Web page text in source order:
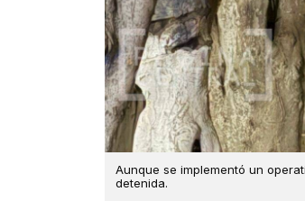
Aunque se implementó un
detenida.